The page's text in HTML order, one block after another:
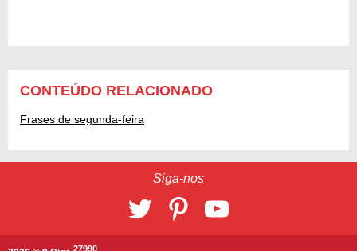
CONTEÚDO RELACIONADO
Frases de segunda-feira
Siga-nos
27990